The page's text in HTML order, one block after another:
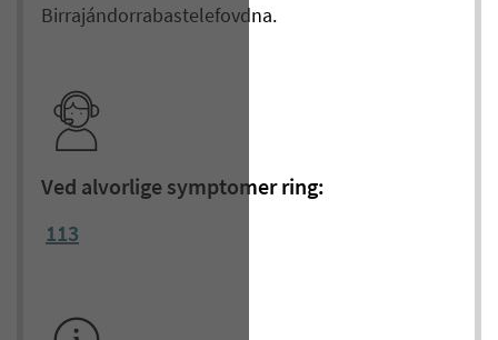
Birrajándorrabastelefovdna.
Ved alvorlige symptomer ring:
113